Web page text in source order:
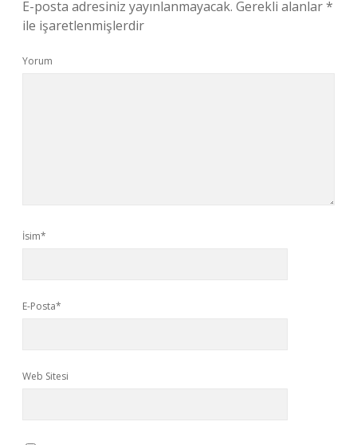
E-posta adresiniz yayınlanmayacak. Gerekli alanlar*
ile işaretlenmişlerdir
Yorum
İsim*
E-Posta*
Web Sitesi